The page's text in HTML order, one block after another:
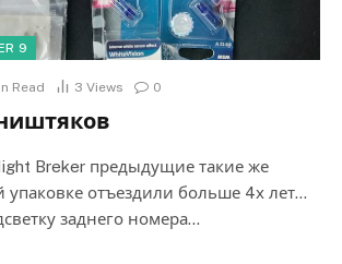
9
Read 3 Views 0
Breker предыдущие такие же
упаковке отъездили больше 4х лет…
заднего номера…